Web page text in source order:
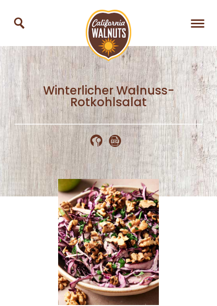
Winterlicher Walnuss-
Rotkohlsalat